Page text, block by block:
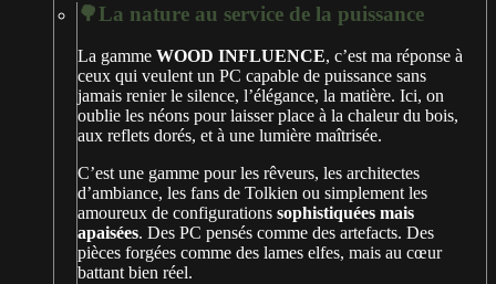
🌳La nature au service de la puissance
La gamme WOOD INFLUENCE, c’est ma réponse à
ceux qui veulent un PC capable de puissance sans
jamais renier le silence, l’élégance, la matière. Ici, on
oublie les néons pour laisser place à la chaleur du bois,
aux reflets dorés, et à une lumière maîtrisée.
C’est une gamme pour les rêveurs, les architectes
d’ambiance, les fans de Tolkien ou simplement les
amoureux de configurations sophistiquées mais
apaisées. Des PC pensés comme des artefacts. Des
pièces forgées comme des lames elfes, mais au cœur
battant bien réel.